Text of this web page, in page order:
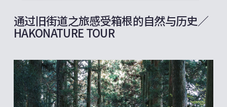
通过旧街道之旅感受箱根的自然与历史／
HAKONATURE TOUR